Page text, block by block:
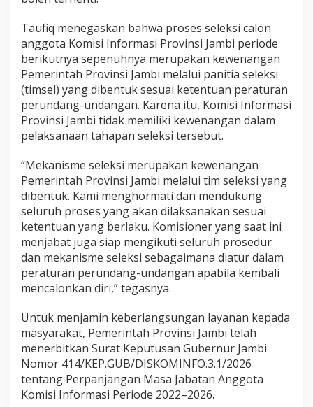
u
,
T
a
u
f
i
q
e
m
i
K
e
b
r
l
a
n
g
u
n
g
a
n
P
e
Taufiq menegaskan bahwa proses seleksi calon
anggota Komisi Informasi Provinsi Jambi periode
berikutnya sepenuhnya merupakan kewenangan
Pemerintah Provinsi Jambi melalui panitia seleksi
(timsel) yang dibentuk sesuai ketentuan peraturan
perundang-undangan. Karena itu, Komisi Informasi
Provinsi Jambi tidak memiliki kewenangan dalam
pelaksanaan tahapan seleksi tersebut.
“Mekanisme seleksi merupakan kewenangan
Pemerintah Provinsi Jambi melalui tim seleksi yang
dibentuk. Kami menghormati dan mendukung
seluruh proses yang akan dilaksanakan sesuai
ketentuan yang berlaku. Komisioner yang saat ini
menjabat juga siap mengikuti seluruh prosedur
dan mekanisme seleksi sebagaimana diatur dalam
peraturan perundang-undangan apabila kembali
mencalonkan diri,” tegasnya.
Untuk menjamin keberlangsungan layanan kepada
masyarakat, Pemerintah Provinsi Jambi telah
menerbitkan Surat Keputusan Gubernur Jambi
Nomor 414/KEP.GUB/DISKOMINFO.3.1/2026
tentang Perpanjangan Masa Jabatan Anggota
Komisi Informasi Periode 2022–2026.